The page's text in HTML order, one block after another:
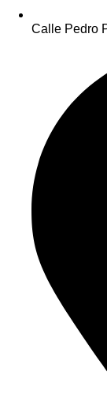
Calle Pedro